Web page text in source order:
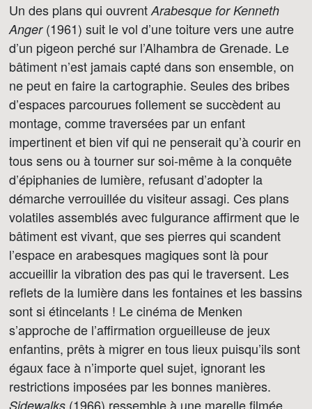
Un des plans qui ouvrent Arabesque for Kenneth
Anger(1961) suit le vol d’une toiture vers une autre
d’un pigeon perché sur l’Alhambra de Grenade. Le
bâtiment n’est jamais capté dans son ensemble, on
ne peut en faire la cartographie. Seules des bribes
d’espaces parcourues follement se succèdent au
montage, comme traversées par un enfant
impertinent et bien vif qui ne penserait qu’à courir en
tous sens ou à tourner sur soi-même à la conquête
d’épiphanies de lumière, refusant d’adopter la
démarche verrouillée du visiteur assagi. Ces plans
volatiles assemblés avec fulgurance affirment que le
bâtiment est vivant, que ses pierres qui scandent
l’espace en arabesques magiques sont là pour
accueillir la vibration des pas qui le traversent. Les
reflets de la lumière dans les fontaines et les bassins
sont si étincelants ! Le cinéma de Menken
s’approche de l’affirmation orgueilleuse de jeux
enfantins, prêts à migrer en tous lieux puisqu’ils sont
égaux face à n’importe quel sujet, ignorant les
restrictions imposées par les bonnes manières.
Sidewalks (1966) ressemble à une marelle filmée